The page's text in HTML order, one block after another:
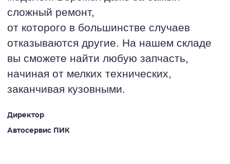
сложный ремонт,
от которого в большинстве случаев
отказываются другие. На нашем складе
вы сможете найти любую запчасть,
начиная от мелких технических,
заканчивая кузовными.
Директор
Автосервис ПИК